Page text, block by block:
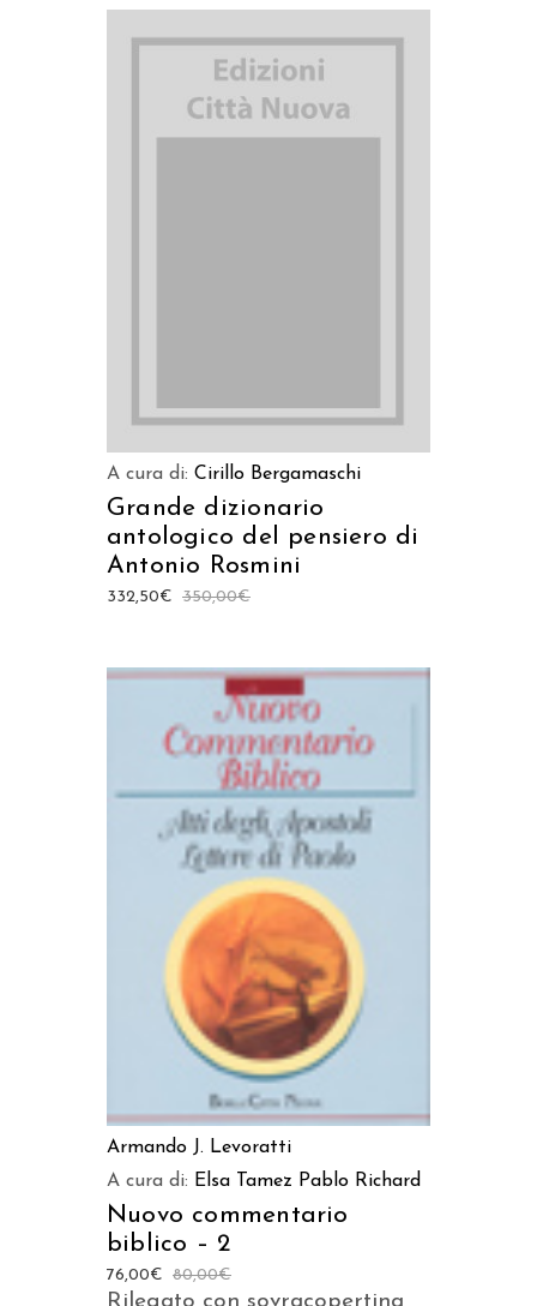
A cura di: Cirillo Bergamaschi
Grande dizionario
antologico del pensiero di
Antonio Rosmini
350,00€
332,50€
AGGIUNGI AL CARRELLO
Armando J. Levoratti
A cura di: Elsa Tamez Pablo Richard
Nuovo commentario
biblico – 2
80,00€
76,00€